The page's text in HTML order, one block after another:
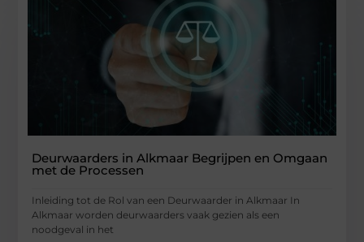
Deurwaarders in Alkmaar Begrijpen en Omgaan
met de Processen
Inleiding tot de Rol van een Deurwaarder in Alkmaar In
Alkmaar worden deurwaarders vaak gezien als een
noodgeval in het